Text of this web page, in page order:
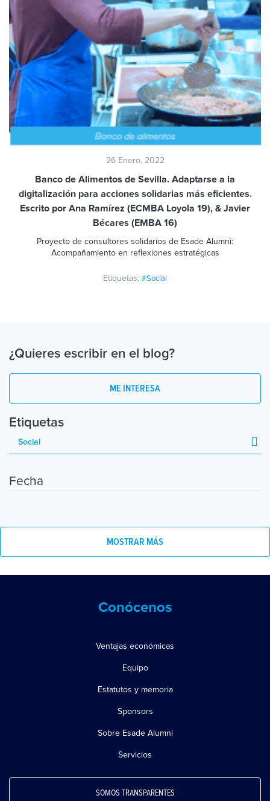
26 Enero, 2022
Banco de Alimentos de Sevilla. Adaptarse a la
digitalización para acciones solidarias más eficientes.
Escrito por Ana Ramírez (ECMBA Loyola 19), & Javier
Bécares (EMBA 16)
Proyecto de consultores solidarios de Esade Alumni:
Acompañamiento en reflexiones estratégicas
Etiquetas: #Social
¿Quieres escribir en el blog?
ME INTERESA
Etiquetas
Fecha
MOSTRAR MÁS
Conócenos
Ventajas económicas
Equipo
Estatutos y memoria
Sponsors
Sobre Esade Alumni
Servicios
SOMOS TRANSPARENTES